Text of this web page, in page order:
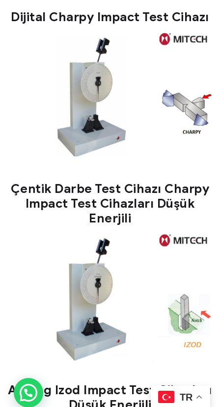
Dijital Charpy Impact Test Cihazı
Çentik Darbe Test Cihazı Charpy
Impact Test Cihazları Düşük
Enerjili
Analog Izod Impact Test Cihazları
TR